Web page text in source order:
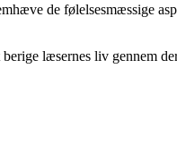
de følelsesmæssige
læsernes liv gennem